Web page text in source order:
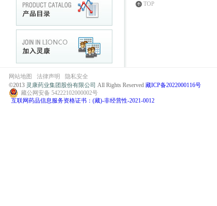
TOP
网站地图 法律声明
隐私安全
©2013 灵康药业集团股份有限公司 All Rights Reserved 藏ICP备2022000116号
藏公网安备 54222102000002号
互联网药品信息服务资格证书：(藏)-非经营性-2021-0012